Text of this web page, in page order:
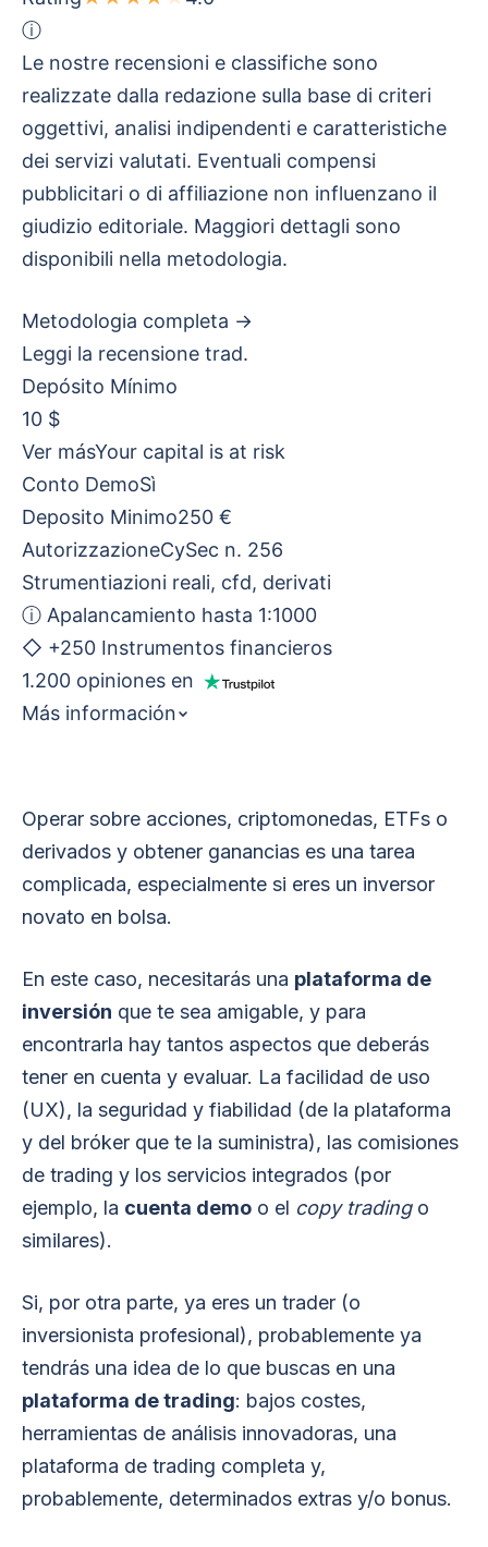
ⓘ
Le nostre recensioni e classifiche sono
realizzate dalla redazione sulla base di criteri
oggettivi, analisi indipendenti e caratteristiche
dei servizi valutati. Eventuali compensi
pubblicitari o di affiliazione non influenzano il
giudizio editoriale. Maggiori dettagli sono
disponibili nella metodologia.
Metodologia completa →
Leggi la recensione trad.
Depósito Mínimo
10 $
Ver másYour capital is at risk
Conto DemoSì
Deposito Minimo250 €
AutorizzazioneCySec n. 256
Strumentiazioni reali, cfd, derivati
ⓘ Apalancamiento hasta 1:1000
◇ +250 Instrumentos financieros
1.200 opiniones en
Más información
Operar sobre acciones, criptomonedas, ETFs o
derivados y obtener ganancias es una tarea
complicada, especialmente si eres un inversor
novato en bolsa.
En este caso, necesitarás una plataforma de
inversión que te sea amigable, y para
encontrarla hay tantos aspectos que deberás
tener en cuenta y evaluar. La facilidad de uso
(UX), la seguridad y fiabilidad (de la plataforma
y del bróker que te la suministra), las comisiones
de trading y los servicios integrados (por
ejemplo, la cuenta demo o el copy tradingo
similares).
Si, por otra parte, ya eres un trader (o
inversionista profesional), probablemente ya
tendrás una idea de lo que buscas en una
plataforma de trading: bajos costes,
herramientas de análisis innovadoras, una
plataforma de trading completa y,
probablemente, determinados extras y/o bonus.